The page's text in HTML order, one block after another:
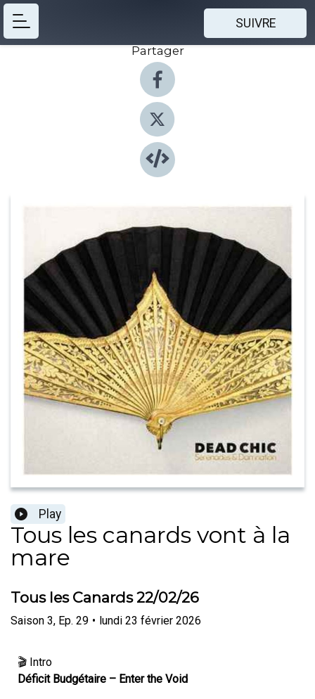
SUIVRE
Partager
Play
Tous les canards vont à la
mare
Tous les Canards 22/02/26
Saison 3, Ep. 29 • lundi 23 février 2026
🎬 Intro
Déficit Budgétaire – Enter the Void